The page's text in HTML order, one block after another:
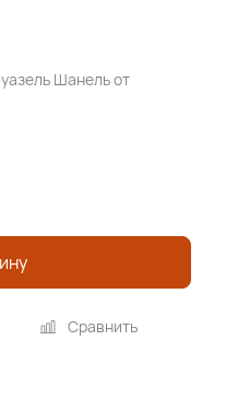
Шанель от
Сравнить